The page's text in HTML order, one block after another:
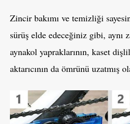
Zincir bakımı ve temizliği
sürüş elde edeceğiniz gibi, aynı
aynakol yapraklarının, kaset
aktarıcının da ömrünü uzatmış